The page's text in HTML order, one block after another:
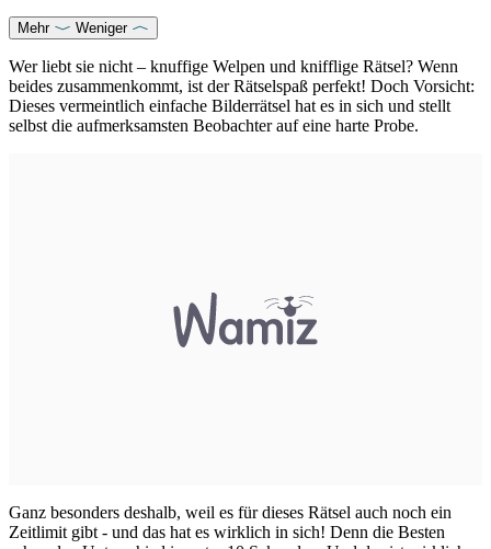
Mehr Weniger
Wer liebt sie nicht – knuffige Welpen und knifflige Rätsel? Wenn
beides zusammenkommt, ist der Rätselspaß perfekt! Doch Vorsicht:
Dieses vermeintlich einfache Bilderrätsel hat es in sich und stellt
selbst die aufmerksamsten Beobachter auf eine harte Probe.
Ganz besonders deshalb, weil es für dieses Rätsel auch noch ein
Zeitlimit gibt - und das hat es wirklich in sich! Denn die Besten